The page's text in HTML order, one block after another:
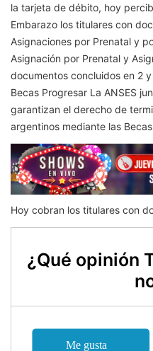
la tarjeta de débito, hoy
Embarazo los titulares con
Asignaciones por Prenatal y
Asignación por Prenatal y
documentos concluidos en 2
Becas Progresar La ANSES
garantizan el derecho de
argentinos mediante las
Hoy cobran los titulares con
¿Qué opinión